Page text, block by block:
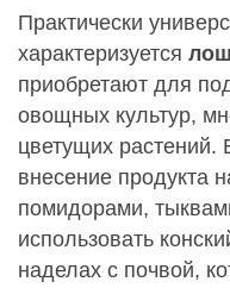
Практически
характеризуется
приобретают для
овощных культур,
цветущих растений.
внесение продукта
помидорами,
использовать
наделах с почвой,